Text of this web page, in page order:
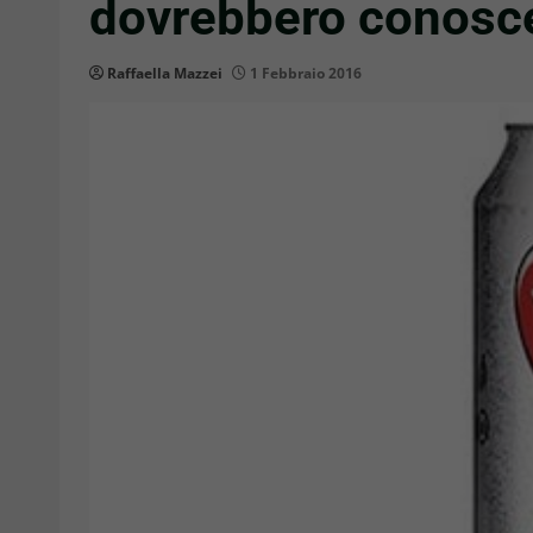
dovrebbero
Raffaella Mazzei 1 Febbraio 2016